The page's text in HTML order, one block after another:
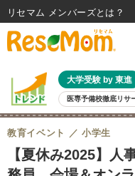
大学受験 by 東進
医専予備校徹底リサ
親子で考える大学選び 高校受験
共通テスト 夏休み
8月開催イベント・WS 全国公
自由研究教材（小学生向け）
【夏休み2025】人
教育イベント 小学生
リセマム メンバーズ